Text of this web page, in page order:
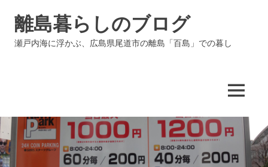
ッ
プ
離島暮らしのブログ
瀬戸内海に浮かぶ、広島県尾道市の離島「百島」での暮し
MENU